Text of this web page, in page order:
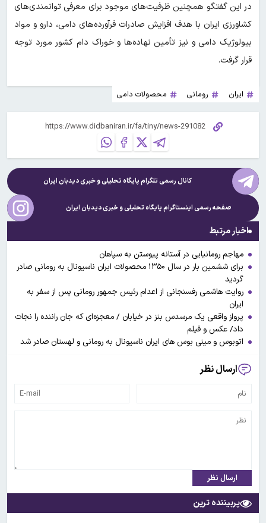
در این گفتگو همچنین ظرفیت‌های موجود برای معرفی توانمندی‌های
کشاورزی ایران با هدف افزایش صادرات فرآورده‌های دامی، دارو و مواد
بیولوژیک دامی و نیز تأمین نهاده‌ها و خوراک دام کشور مورد توجه
قرار گرفت.
ایران رومانی محصولات دامی
کانال رسمی تلگرام پایگاه تحلیلی و خبریدیدبان ایران
صفحه رسمی اینستاگرام پایگاه تحلیلی و خبریدیدبان ایران
اخبار مرتبط
مهاجم رومانیایی در آستانه پیوستن به سپاهان
برای ششمین بار در سال ۱۳۵۰ محصولات ابران ناسیونال به رومانی صادر
گردید
روایت هاشمی رفسنجانی از اعدام رئیس جمهور رومانی پس از سفر به
ایران
پرواز واقعی یک مرسدس بنز در خیابان / معجزه‌ای که جان راننده را نجات
داد/ عکس و فیلم
اتوبوس و مینی بوس های ایران ناسیونال به رومانی و لهستان صادر شد
ارسال نظر
ارسال نظر
پربیننده ترین